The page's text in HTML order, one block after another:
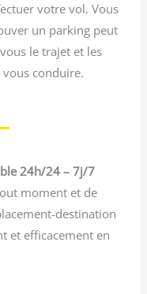
votre vol. Vous
un parking peut
le trajet et les
conduire.
24h/24 – 7j/7
moment et de
destination
et efficacement en